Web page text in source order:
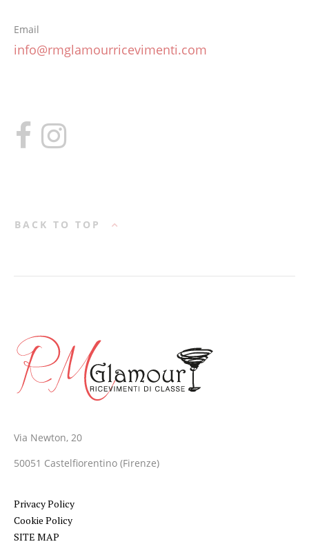
Email
info@rmglamourricevimenti.com
BACK TO TOP
Via Newton, 20
50051 Castelfiorentino (Firenze)
Privacy Policy
Cookie Policy
SITE MAP